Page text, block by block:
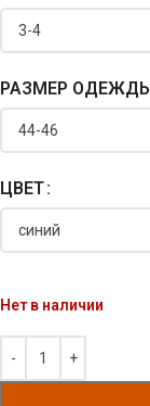
РАЗМЕР
ЦВЕТ
Нет в наличии